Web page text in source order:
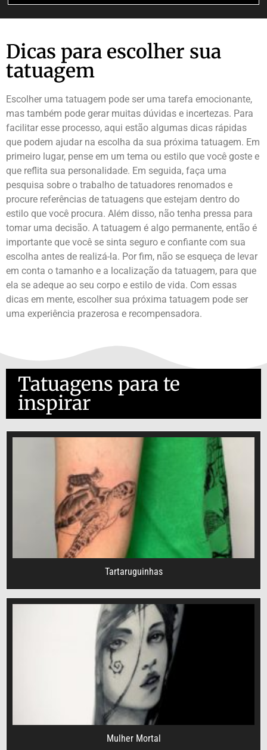
Dicas para escolher sua
tatuagem
Escolher uma tatuagem pode ser uma tarefa emocionante,
mas também pode gerar muitas dúvidas e incertezas. Para
facilitar esse processo, aqui estão algumas dicas rápidas
que podem ajudar na escolha da sua próxima tatuagem. Em
primeiro lugar, pense em um tema ou estilo que você goste e
que reflita sua personalidade. Em seguida, faça uma
pesquisa sobre o trabalho de tatuadores renomados e
procure referências de tatuagens que estejam dentro do
estilo que você procura. Além disso, não tenha pressa para
tomar uma decisão. A tatuagem é algo permanente, então é
importante que você se sinta seguro e confiante com sua
escolha antes de realizá-la. Por fim, não se esqueça de levar
em conta o tamanho e a localização da tatuagem, para que
ela se adeque ao seu corpo e estilo de vida. Com essas
dicas em mente, escolher sua próxima tatuagem pode ser
uma experiência prazerosa e recompensadora.
Tatuagens para te
inspirar
Tartaruguinhas
Mulher Mortal